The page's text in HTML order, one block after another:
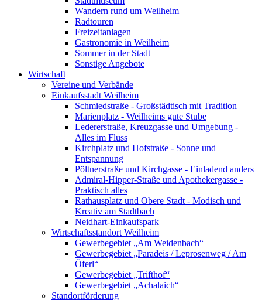
Wandern rund um Weilheim
Radtouren
Freizeitanlagen
Gastronomie in Weilheim
Sommer in der Stadt
Sonstige Angebote
Wirtschaft
Vereine und Verbände
Einkaufsstadt Weilheim
Schmiedstraße - Großstädtisch mit Tradition
Marienplatz - Weilheims gute Stube
Ledererstraße, Kreuzgasse und Umgebung -
Alles im Fluss
Kirchplatz und Hofstraße - Sonne und
Entspannung
Pöltnerstraße und Kirchgasse - Einladend anders
Admiral-Hipper-Straße und Apothekergasse -
Praktisch alles
Rathausplatz und Obere Stadt - Modisch und
Kreativ am Stadtbach
Neidhart-Einkaufspark
Wirtschaftsstandort Weilheim
Gewerbegebiet „Am Weidenbach“
Gewerbegebiet „Paradeis / Leprosenweg / Am
Öferl“
Gewerbegebiet „Trifthof“
Gewerbegebiet „Achalaich“
Standortförderung